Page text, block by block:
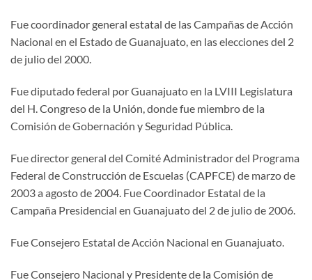
Fue coordinador general estatal de las Campañas de Acción
Nacional en el Estado de Guanajuato, en las elecciones del 2
de julio del 2000.
Fue diputado federal por Guanajuato en la LVIII Legislatura
del H. Congreso de la Unión, donde fue miembro de la
Comisión de Gobernación y Seguridad Pública.
Fue director general del Comité Administrador del Programa
Federal de Construcción de Escuelas (CAPFCE) de marzo de
2003 a agosto de 2004. Fue Coordinador Estatal de la
Campaña Presidencial en Guanajuato del 2 de julio de 2006.
Fue Consejero Estatal de Acción Nacional en Guanajuato.
Fue Consejero Nacional y Presidente de la Comisión de